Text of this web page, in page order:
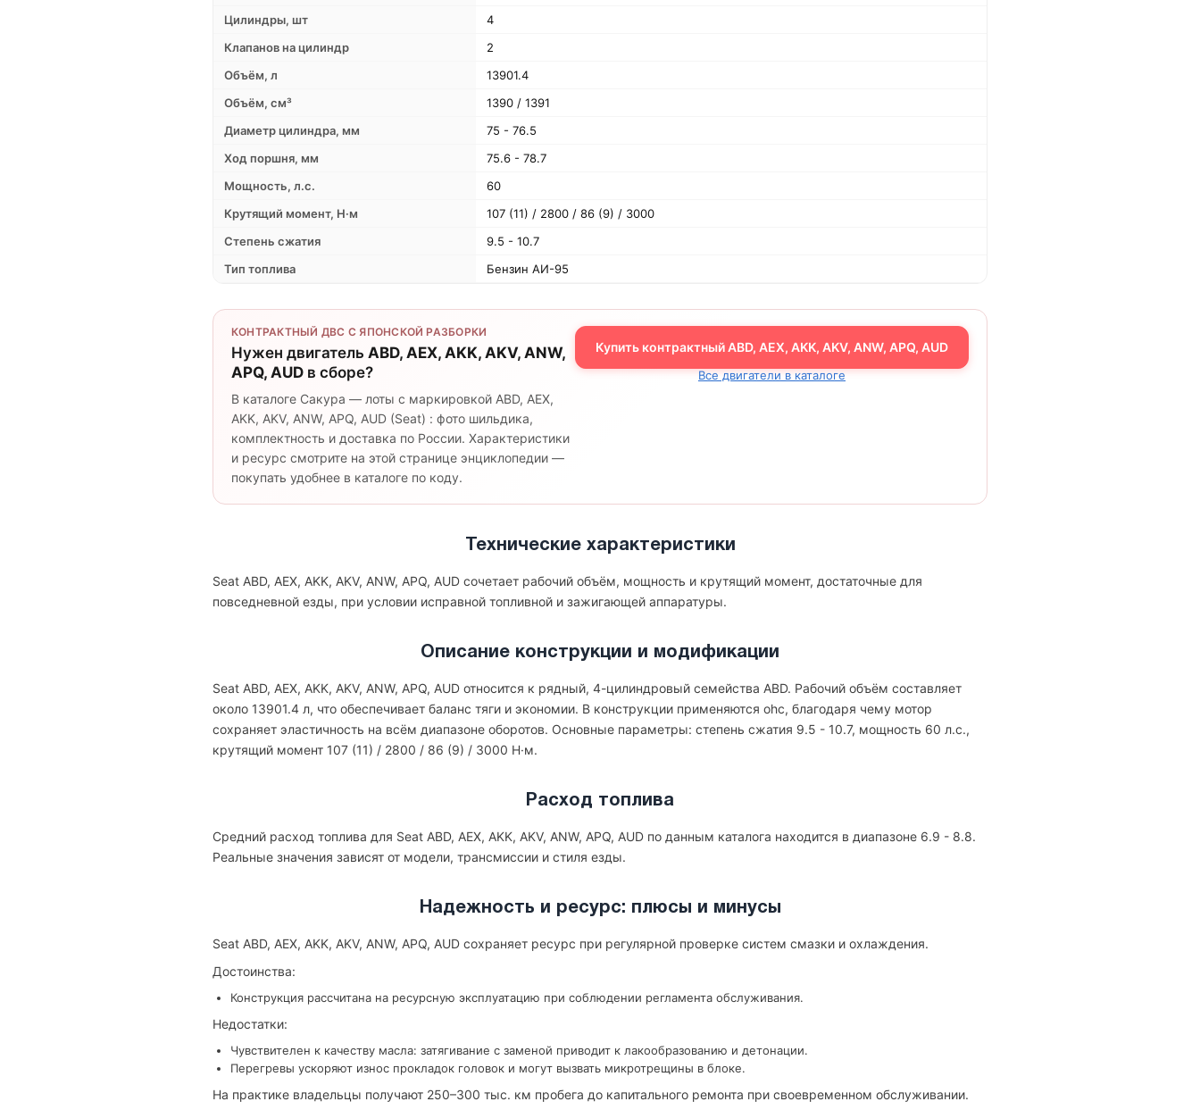
Цилиндры, шт
4
Клапанов на цилиндр
2
Объём, л
13901.4
Объём, см³
1390 / 1391
Диаметр цилиндра, мм
75 - 76.5
Ход поршня, мм
75.6 - 78.7
Мощность, л.с.
60
Крутящий момент, Н·м
107 (11) / 2800 / 86 (9) / 3000
Степень сжатия
9.5 - 10.7
Тип топлива
Бензин АИ-95
КОНТРАКТНЫЙ ДВС С ЯПОНСКОЙ РАЗБОРКИ
Нужен двигатель ABD, AEX, AKK, AKV, ANW,
APQ, AUD в сборе?
В каталоге Сакура — лоты с маркировкой ABD, AEX,
AKK, AKV, ANW, APQ, AUD (Seat) : фото шильдика,
комплектность и доставка по России. Характеристики
и ресурс смотрите на этой странице энциклопедии —
покупать удобнее в каталоге по коду.
Купить контрактный ABD, AEX, AKK, AKV, ANW, APQ, AUD
Все двигатели в каталоге
Технические характеристики
Seat ABD, AEX, AKK, AKV, ANW, APQ, AUD сочетает рабочий объём, мощность и крутящий момент, достаточные для
повседневной езды, при условии исправной топливной и зажигающей аппаратуры.
Описание конструкции и модификации
Seat ABD, AEX, AKK, AKV, ANW, APQ, AUD относится к рядный, 4-цилиндровый семейства ABD. Рабочий объём составляет
около 13901.4 л, что обеспечивает баланс тяги и экономии. В конструкции применяются ohc, благодаря чему мотор
сохраняет эластичность на всём диапазоне оборотов. Основные параметры: степень сжатия 9.5 - 10.7, мощность 60 л.с.,
крутящий момент 107 (11) / 2800 / 86 (9) / 3000 Н·м.
Расход топлива
Средний расход топлива для Seat ABD, AEX, AKK, AKV, ANW, APQ, AUD по данным каталога находится в диапазоне 6.9 - 8.8.
Реальные значения зависят от модели, трансмиссии и стиля езды.
Надежность и ресурс: плюсы и минусы
Seat ABD, AEX, AKK, AKV, ANW, APQ, AUD сохраняет ресурс при регулярной проверке систем смазки и охлаждения.
Достоинства:
Конструкция рассчитана на ресурсную эксплуатацию при соблюдении регламента обслуживания.
Недостатки:
Чувствителен к качеству масла: затягивание с заменой приводит к лакообразованию и детонации.
Перегревы ускоряют износ прокладок головок и могут вызвать микротрещины в блоке.
На практике владельцы получают 250–300 тыс. км пробега до капитального ремонта при своевременном обслуживании.